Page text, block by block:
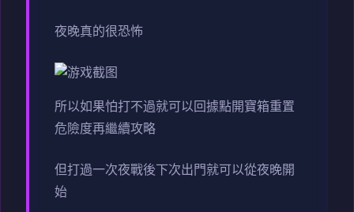
夜晚真的很恐怖
所以如果怕打不過就可以回據點開寶箱重置
危險度再繼續攻略
但打過一次夜戰後下次出門就可以從夜晚開
始